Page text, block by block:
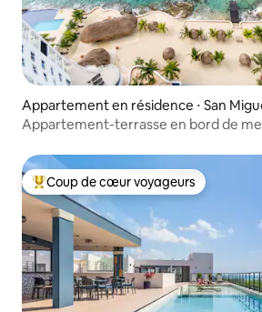
Appartement en résidence ⋅ San
ozumel
Appartement-terrasse en bord de
Coups de cœur voyageurs les plus
Coup de cœur voyageurs